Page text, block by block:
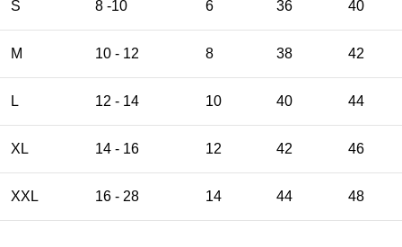
S 8 -10 6 36 40
M 10 - 12 8 38 42
L 12 - 14 10 40 44
XL 14 - 16 12 42 46
XXL 16 - 28 14 44 48